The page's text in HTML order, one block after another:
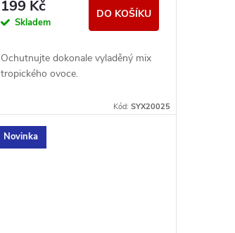
199 Kč
Skladem
DO KOŠÍKU
Ochutnujte dokonale vyladěný mix
tropického ovoce.
Kód: SYX20025
Novinka